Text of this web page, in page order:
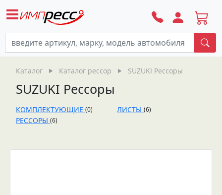
Каталог Каталог рессор SUZUKI Рессоры
SUZUKI Рессоры
КОМПЛЕКТУЮЩИЕ (0) ЛИСТЫ (6)
РЕССОРЫ (6)